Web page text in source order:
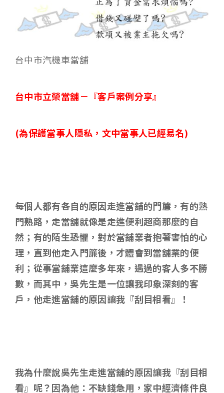
台中市汽機車當舖
台中市立榮當舖－ 『客戶案例分享』
(為保護當事人隱私，文中當事人已經易名)
每個人都有各自的原因走進當舖的門簾，有的熟
門熟路，走當舖就像是走進便利超商那麼的自
然；有的陌生恐懼，對於當舖業者抱著害怕的心
理，直到他走入門簾後，才體會到當舖業的便
利；從事當舖業這麼多年來，遇過的客人多不勝
數，而其中，吳先生是一位讓我印象深刻的客
戶，他走進當舖的原因讓我『刮目相看』！
我為什麼說吳先生走進當舖的原因讓我『刮目相
看』呢？因為他：不缺錢急用，家中經濟條件良